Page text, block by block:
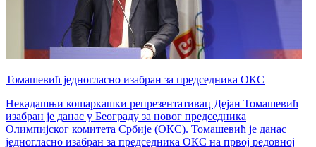
Томашевић једногласно изабран за председника ОКС
Некадашњи кошаркашки репрезентативац Дејан Томашевић
изабран је данас у Београду за новог председника
Олимпијског комитета Србије (ОКС). Томашевић је данас
једногласно изабран за председника ОКС на првој редовној